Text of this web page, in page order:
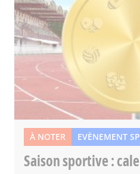
À NOTER EVÈNEMENT
Saison sportive :